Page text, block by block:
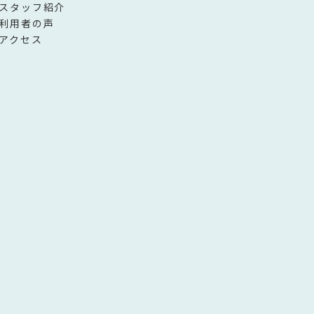
タッフ紹介
用者の声
クセス